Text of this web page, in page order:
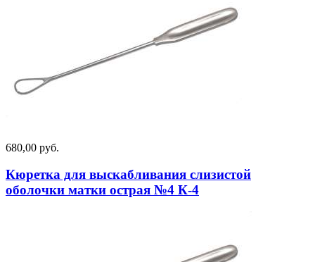
680,00 руб.
Кюретка для выскабливания слизистой
оболочки матки острая №4 К-4